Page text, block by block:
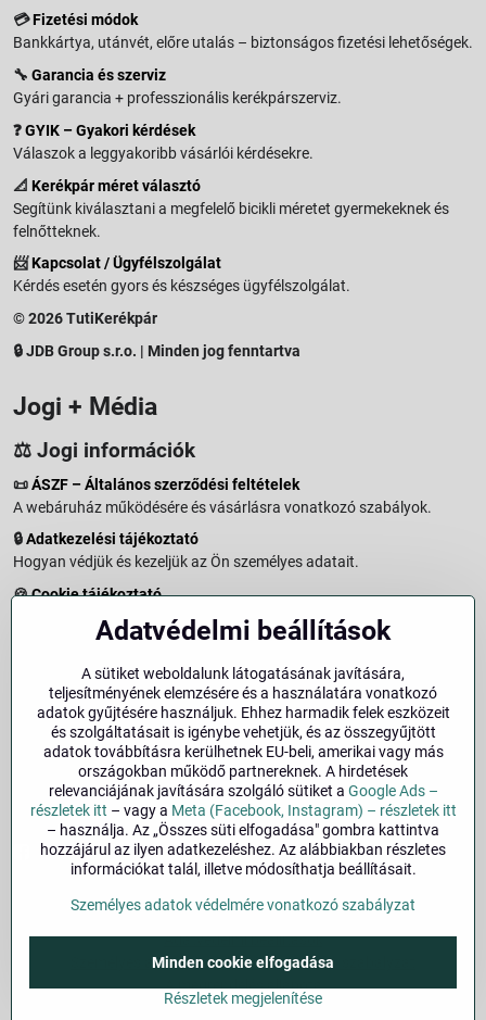
💳Fizetési módok
Bankkártya, utánvét, előre utalás – biztonságos fizetési lehetőségek.
🔧 Garancia és szerviz
Gyári garancia + professzionális kerékpárszerviz.
❓GYIK – Gyakori kérdések
Válaszok a leggyakoribb vásárlói kérdésekre.
📐 Kerékpár méret választó
Segítünk kiválasztani a megfelelő bicikli méretet gyermekeknek és
felnőtteknek.
📨Kapcsolat / Ügyfélszolgálat
Kérdés esetén gyors és készséges ügyfélszolgálat.
© 2026 TutiKerékpár
🔒 JDB Group s.r.o. | Minden jog fenntartva
Jogi + Média
⚖️ Jogi információk
📜ÁSZF – Általános szerződési feltételek
A webáruház működésére és vásárlásra vonatkozó szabályok.
🔒Adatkezelési tájékoztató
Hogyan védjük és kezeljük az Ön személyes adatait.
🍪Cookie tájékoztató
A weboldalon használt sütikről és adatkezelésről.
Vásárlástól való elállás menete és feltételei.
Elállás a szerződéstől
Impresszum
Üzemeltetői adatok és jogi tudnivalók.
🔐Biztonság
Facebook Instagram
Adatvédelmi beállítások
Személyes adatok védelmére vonatkozó szabályzat
A megrendelés állapota
Alapján készült:BiznisWeb.sk
Adatvédelmi beállítások
A sütiket weboldalunk látogatásának javítására,
teljesítményének elemzésére és a használatára vonatkozó
adatok gyűjtésére használjuk. Ehhez harmadik felek eszközeit
és szolgáltatásait is igénybe vehetjük, és az összegyűjtött
adatok továbbításra kerülhetnek EU-beli, amerikai vagy más
országokban működő partnereknek. A hirdetések
relevanciájának javítására szolgáló sütiket a Google Ads –
részletek itt – vagy a Meta (Facebook, Instagram) – részletek itt
– használja. Az „Összes süti elfogadása" gombra kattintva
hozzájárul az ilyen adatkezeléshez. Az alábbiakban részletes
információkat talál, illetve módosíthatja beállításait.
Személyes adatok védelmére vonatkozó szabályzat
Részletek megjelenítése
Minden cookie elfogadása